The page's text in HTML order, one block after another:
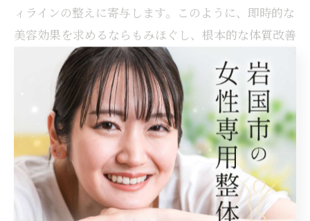
ィラインの整えに寄与します。このように、即時的な
美容効果を求めるならもみほぐし、根本的な体質改善
を目指すなら整体が有効といえます。
整体と比べたもみほぐしのメリットと効果
もみほぐしの最大のメリットは、手軽に血行促進やリ
ンパ流改善ができる点にあります。これにより、肌の
ツヤアップやむくみの解消、さらにはセルライトの軽
減など、美容面での即効的な効果が期待できます。整
体のような骨格調整に比べて身体の負担が少なく、リ